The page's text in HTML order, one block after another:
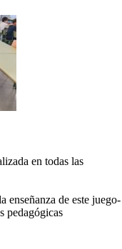
en todas las
enseñanza de este juego-
pedagógicas